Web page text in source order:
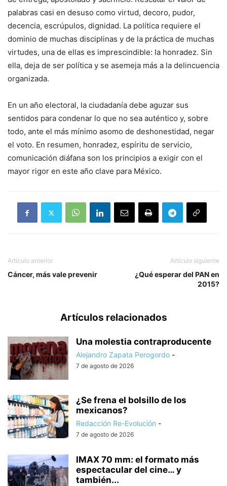
palabras casi en desuso como virtud, decoro, pudor,
decencia, escrúpulos, dignidad. La política requiere el
dominio de muchas disciplinas y de la práctica de muchas
virtudes, una de ellas es imprescindible: la honradez. Sin
ella, deja de ser política y se asemeja más a la delincuencia
organizada.
En un año electoral, la ciudadanía debe aguzar sus
sentidos para condenar lo que no sea auténtico y, sobre
todo, ante el más mínimo asomo de deshonestidad, negar
el voto. En resumen, honradez, espíritu de servicio,
comunicación diáfana son los principios a exigir con el
mayor rigor en este año clave para México.
Artículo anterior
Cáncer, más vale prevenir
Artículo siguiente
¿Qué esperar del PAN en
2015?
Artículos relacionados
Una molestia contraproducente
Alejandro Zapata Perogordo -
7 de agosto de 2026
¿Se frena el bolsillo de los
mexicanos?
Redacción Re-Evolución -
7 de agosto de 2026
IMAX 70 mm: el formato más
espectacular del cine… y
también...